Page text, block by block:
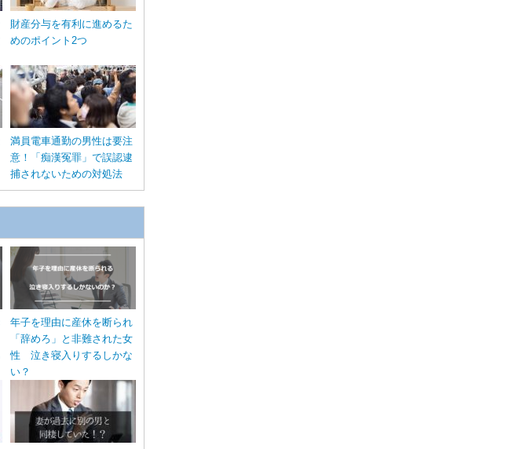
財産分与を有利に進めるた
めのポイント2つ
満員電車通勤の男性は要注
意！「痴漢冤罪」で誤認逮
捕されないための対処法
年子を理由に産休を断られ
「辞めろ」と非難された女
性 泣き寝入りするしかな
い？